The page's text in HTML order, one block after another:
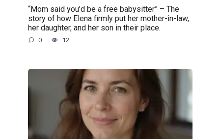
“Mom said you’d be a free babysitter” – The
story of how Elena firmly put her mother-in-law,
her daughter, and her son in their place.
0 12